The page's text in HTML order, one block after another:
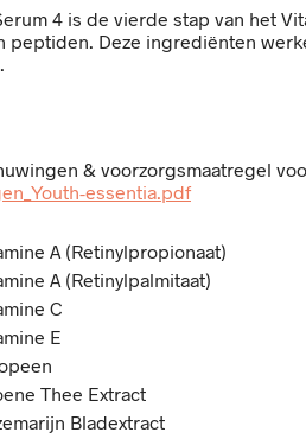
4 is de vierde stap van het
peptiden. Deze ingrediënten
& voorzorgsmaatregel
essentia.pdf
A (Retinylpropionaat)
A (Retinylpalmitaat)
C
E
Thee Extract
Bladextract